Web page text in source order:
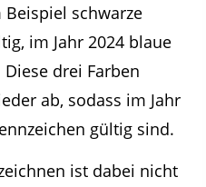
Beispiel schwarze
im Jahr 2024 blaue
drei Farben
ab, sodass im Jahr
gültig sind.
ist dabei nicht